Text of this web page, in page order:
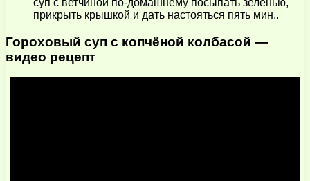
прикрыть крышкой и дать настояться пять мин..
Гороховый суп с копчёной колбасой —
видео рецепт